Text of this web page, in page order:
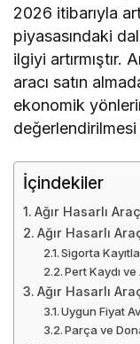
2026 itibarıyla
piyasasındaki
ilgiyi artırmıştır.
aracı satın
ekonomik
değerlendirilmesi
İçindekiler
Ağır Hasarlı Araç
Ağır Hasarlı
Sigorta
Pert Kaydı ve
Ağır Hasarlı
Uygun Fiyat
Parça ve